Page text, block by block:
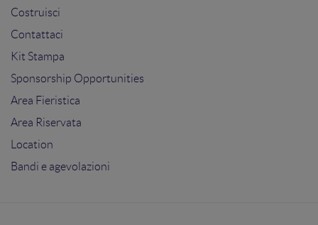
Costruisci
Contattaci
Kit Stampa
Sponsorship Opportunities
Area Fieristica
Area Riservata
Location
Bandi e agevolazioni